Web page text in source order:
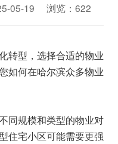
05-19 浏览：622
转型，选择合适的物业
如何在哈尔滨众多物业
同规模和类型的物业对
住宅小区可能需要更强